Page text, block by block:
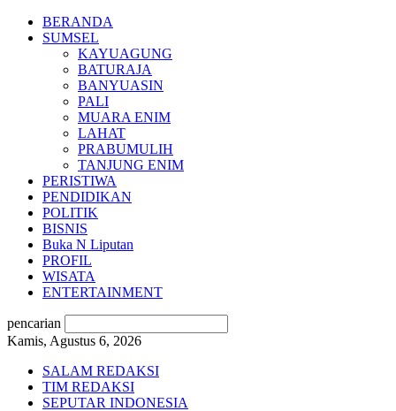
BERANDA
SUMSEL
KAYUAGUNG
BATURAJA
BANYUASIN
PALI
MUARA ENIM
LAHAT
PRABUMULIH
TANJUNG ENIM
PERISTIWA
PENDIDIKAN
POLITIK
BISNIS
Buka N Liputan
PROFIL
WISATA
ENTERTAINMENT
pencarian
Kamis, Agustus 6, 2026
SALAM REDAKSI
TIM REDAKSI
SEPUTAR INDONESIA